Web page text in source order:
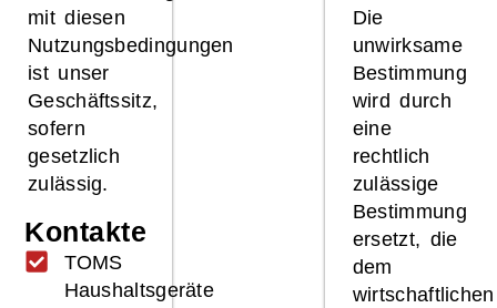
mit diesen
Nutzungsbedingungen
ist unser
Geschäftssitz,
sofern
gesetzlich
zulässig.
Kontakte
TOMS
Haushaltsgeräte
Die
unwirksame
Bestimmung
wird durch
eine
rechtlich
zulässige
Bestimmung
ersetzt, die
dem
wirtschaftlichen